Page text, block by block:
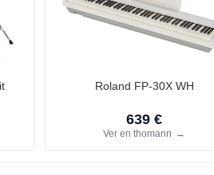
Roland FP-30X WH
639 €
Ver en thomann →